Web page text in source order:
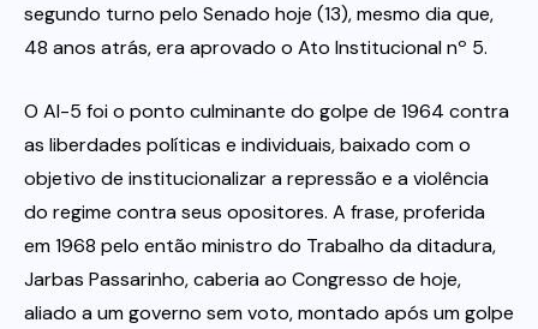
segundo turno pelo Senado hoje (13), mesmo dia que,
48 anos atrás, era aprovado o Ato Institucional nº 5.
O AI-5 foi o ponto culminante do golpe de 1964 contra
as liberdades políticas e individuais, baixado com o
objetivo de institucionalizar a repressão e a violência
do regime contra seus opositores. A frase, proferida
em 1968 pelo então ministro do Trabalho da ditadura,
Jarbas Passarinho, caberia ao Congresso de hoje,
aliado a um governo sem voto, montado após um golpe